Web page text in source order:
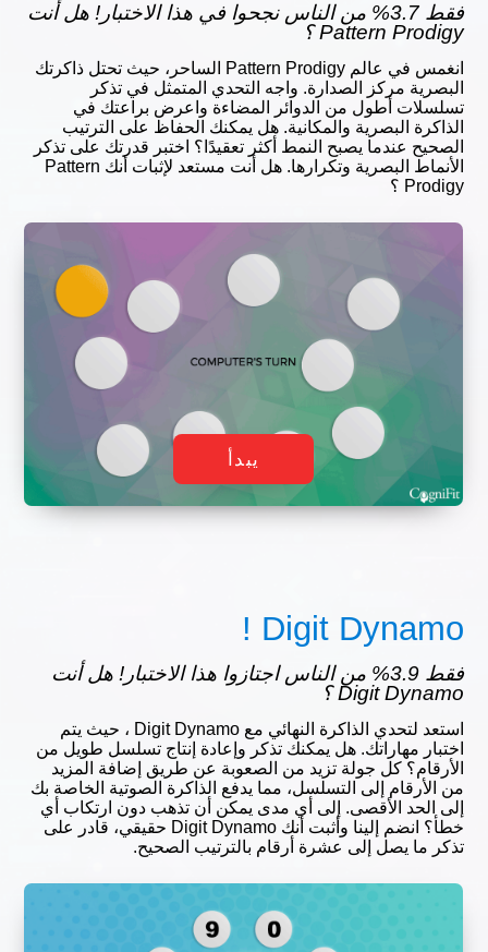
فقط 3.7% من الناس نجحوا في هذا الاختبار! هل أنت
Pattern Prodigy ؟
انغمس في عالم Pattern Prodigy الساحر، حيث تحتل ذاكرتك
البصرية مركز الصدارة. واجه التحدي المتمثل في تذكر
تسلسلات أطول من الدوائر المضاءة واعرض براعتك في
الذاكرة البصرية والمكانية. هل يمكنك الحفاظ على الترتيب
الصحيح عندما يصبح النمط أكثر تعقيدًا؟ اختبر قدرتك على تذكر
الأنماط البصرية وتكرارها. هل أنت مستعد لإثبات أنك Pattern
Prodigy ؟
يبدأ
Digit Dynamo !
فقط 3.9% من الناس اجتازوا هذا الاختبار! هل أنت
Digit Dynamo ؟
استعد لتحدي الذاكرة النهائي مع Digit Dynamo ، حيث يتم
اختبار مهاراتك. هل يمكنك تذكر وإعادة إنتاج تسلسل طويل من
الأرقام؟ كل جولة تزيد من الصعوبة عن طريق إضافة المزيد
من الأرقام إلى التسلسل، مما يدفع الذاكرة الصوتية الخاصة بك
إلى الحد الأقصى. إلى أي مدى يمكن أن تذهب دون ارتكاب أي
خطأ؟ انضم إلينا وأثبت أنك Digit Dynamo حقيقي، قادر على
تذكر ما يصل إلى عشرة أرقام بالترتيب الصحيح.